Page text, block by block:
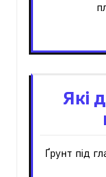
Які
Ґрунт під